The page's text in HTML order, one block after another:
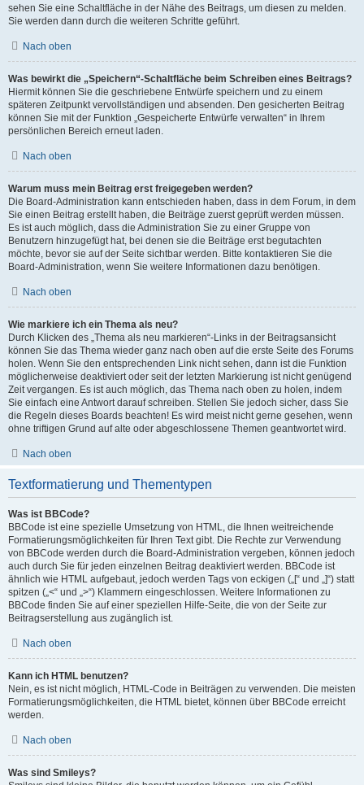
sehen Sie eine Schaltfläche in der Nähe des Beitrags, um diesen zu melden.
Sie werden dann durch die weiteren Schritte geführt.
Nach oben
Was bewirkt die „Speichern“-Schaltfläche beim Schreiben eines Beitrags?
Hiermit können Sie die geschriebene Entwürfe speichern und zu einem
späteren Zeitpunkt vervollständigen und absenden. Den gesicherten Beitrag
können Sie mit der Funktion „Gespeicherte Entwürfe verwalten“ in Ihrem
persönlichen Bereich erneut laden.
Nach oben
Warum muss mein Beitrag erst freigegeben werden?
Die Board-Administration kann entschieden haben, dass in dem Forum, in dem
Sie einen Beitrag erstellt haben, die Beiträge zuerst geprüft werden müssen.
Es ist auch möglich, dass die Administration Sie zu einer Gruppe von
Benutzern hinzugefügt hat, bei denen sie die Beiträge erst begutachten
möchte, bevor sie auf der Seite sichtbar werden. Bitte kontaktieren Sie die
Board-Administration, wenn Sie weitere Informationen dazu benötigen.
Nach oben
Wie markiere ich ein Thema als neu?
Durch Klicken des „Thema als neu markieren“-Links in der Beitragsansicht
können Sie das Thema wieder ganz nach oben auf die erste Seite des Forums
holen. Wenn Sie den entsprechenden Link nicht sehen, dann ist die Funktion
möglicherweise deaktiviert oder seit der letzten Markierung ist nicht genügend
Zeit vergangen. Es ist auch möglich, das Thema nach oben zu holen, indem
Sie einfach eine Antwort darauf schreiben. Stellen Sie jedoch sicher, dass Sie
die Regeln dieses Boards beachten! Es wird meist nicht gerne gesehen, wenn
ohne triftigen Grund auf alte oder abgeschlossene Themen geantwortet wird.
Nach oben
Textformatierung und Thementypen
Was ist BBCode?
BBCode ist eine spezielle Umsetzung von HTML, die Ihnen weitreichende
Formatierungsmöglichkeiten für Ihren Text gibt. Die Rechte zur Verwendung
von BBCode werden durch die Board-Administration vergeben, können jedoch
auch durch Sie für jeden einzelnen Beitrag deaktiviert werden. BBCode ist
ähnlich wie HTML aufgebaut, jedoch werden Tags von eckigen („[“ und „]“) statt
spitzen („<“ und „>“) Klammern eingeschlossen. Weitere Informationen zu
BBCode finden Sie auf einer speziellen Hilfe-Seite, die von der Seite zur
Beitragserstellung aus zugänglich ist.
Nach oben
Kann ich HTML benutzen?
Nein, es ist nicht möglich, HTML-Code in Beiträgen zu verwenden. Die meisten
Formatierungsmöglichkeiten, die HTML bietet, können über BBCode erreicht
werden.
Nach oben
Was sind Smileys?